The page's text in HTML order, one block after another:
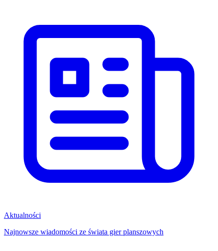
Aktualności
Najnowsze wiadomości ze świata gier planszowych